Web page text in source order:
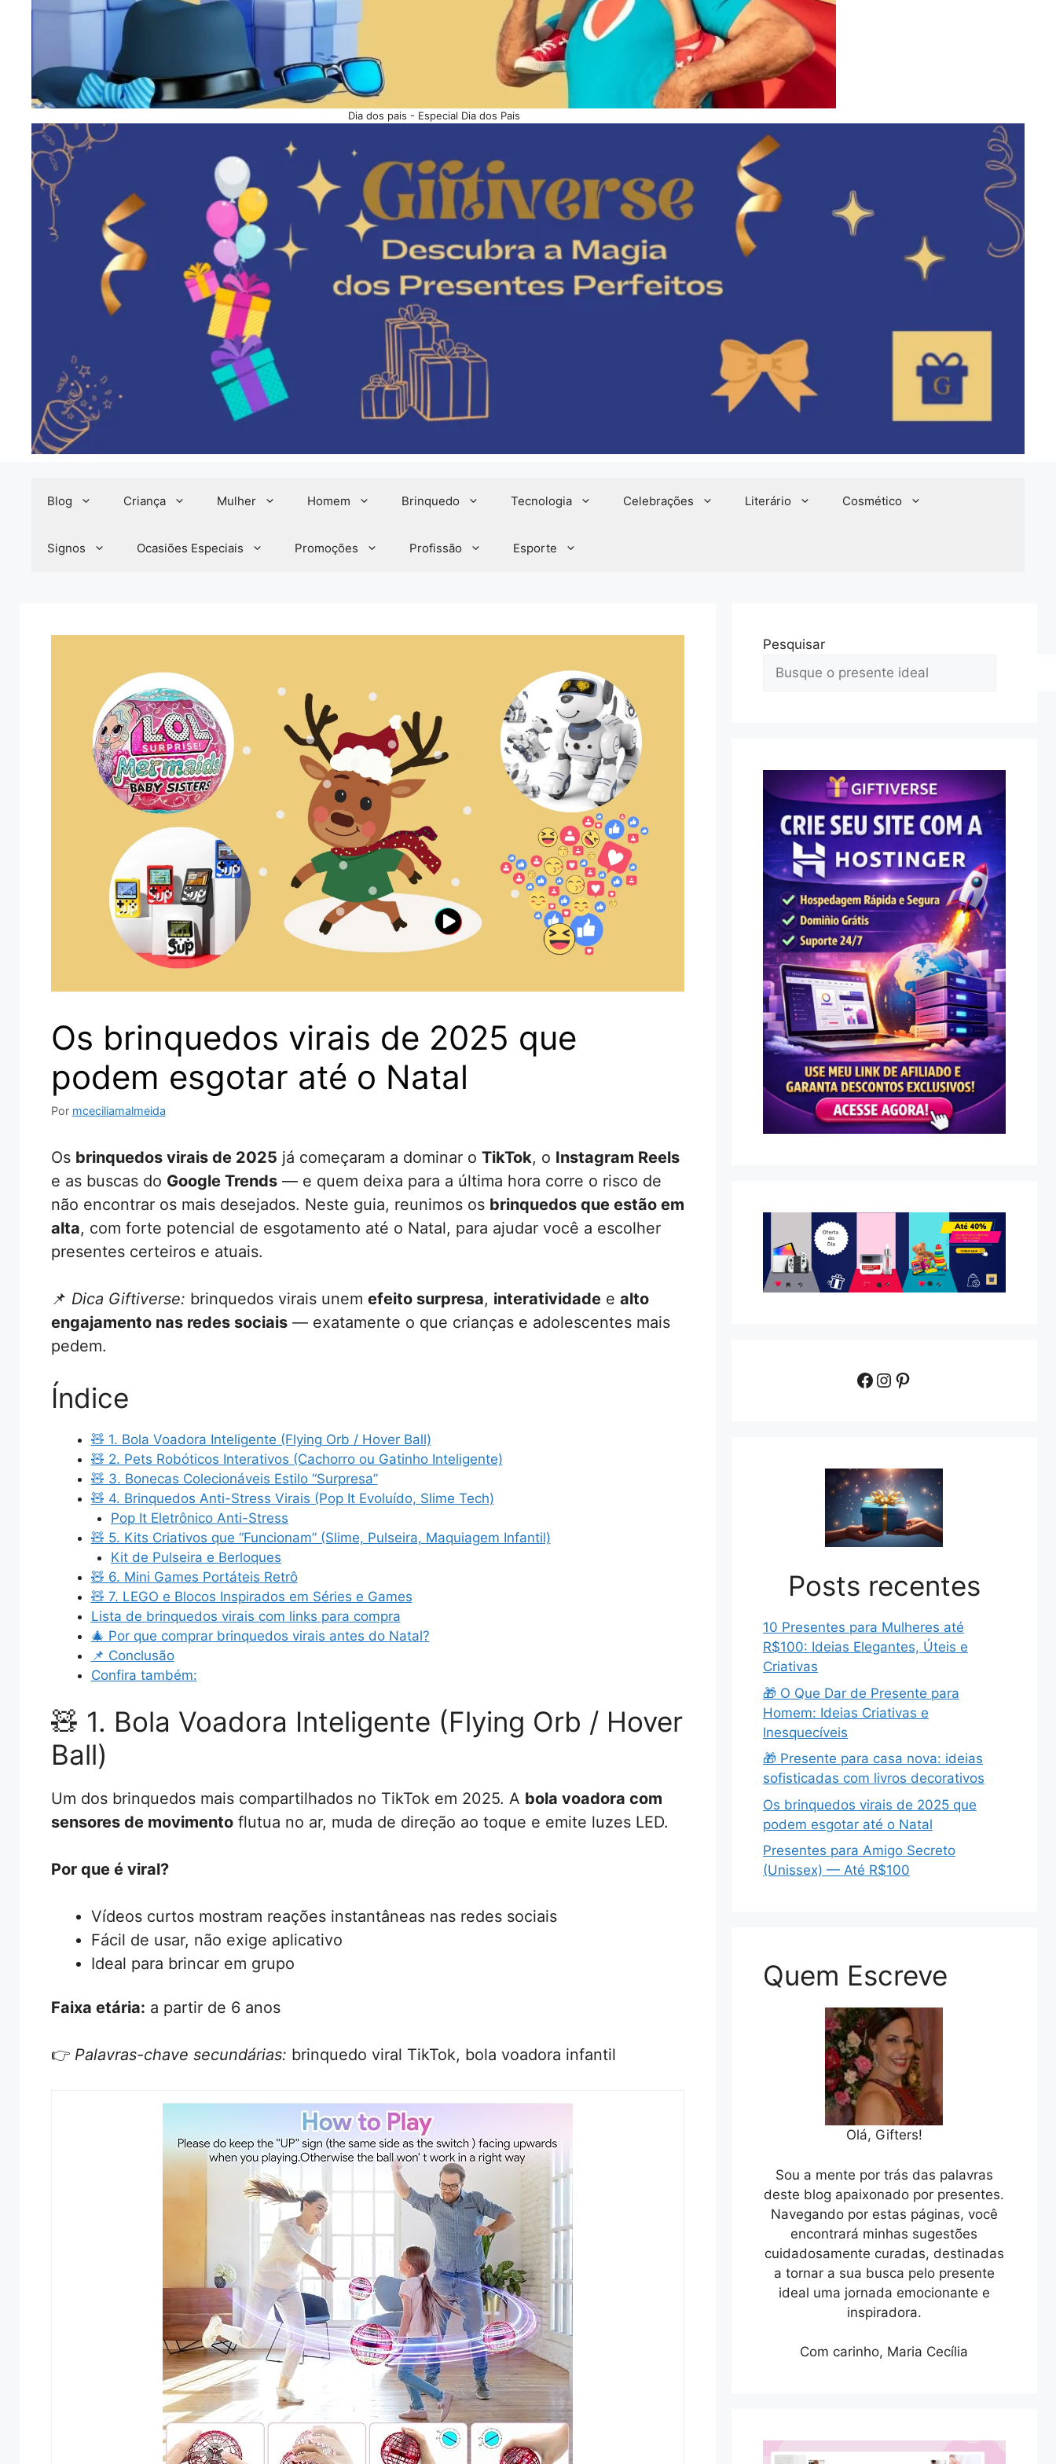
Dia dos pais - Especial Dia dos Pais
Blog Criança Mulher Homem Brinquedo Tecnologia Celebrações Literário Cosmético
Signos Ocasiões Especiais Promoções Profissão Esporte
Os brinquedos virais de 2025 que
podem esgotar até o Natal
Por mceciliamalmeida
Os brinquedos virais de 2025 já começaram a dominar o TikTok, o Instagram Reels
e as buscas do Google Trends— e quem deixa para a última hora corre o risco de
não encontrar os mais desejados. Neste guia, reunimos os brinquedos que estão em
alta, com forte potencial de esgotamento até o Natal, para ajudar você a escolher
presentes certeiros e atuais.
📌 Dica Giftiverse: brinquedos virais unem efeito surpresa, interatividadee alto
engajamento nas redes sociais— exatamente o que crianças e adolescentes mais
pedem.
Índice
🧸 1. Bola Voadora Inteligente (Flying Orb / Hover Ball)
🧸 2. Pets Robóticos Interativos (Cachorro ou Gatinho Inteligente)
🧸 3. Bonecas Colecionáveis Estilo “Surpresa”
🧸 4. Brinquedos Anti-Stress Virais (Pop It Evoluído, Slime Tech)
Pop It Eletrônico Anti-Stress
🧸 5. Kits Criativos que “Funcionam” (Slime, Pulseira, Maquiagem Infantil)
Kit de Pulseira e Berloques
🧸 6. Mini Games Portáteis Retrô
🧸 7. LEGO e Blocos Inspirados em Séries e Games
Lista de brinquedos virais com links para compra
🎄 Por que comprar brinquedos virais antes do Natal?
📌 Conclusão
Confira também:
🧸 1. Bola Voadora Inteligente (Flying Orb / Hover
Ball)
Um dos brinquedos mais compartilhados no TikTok em 2025. A bola voadora com
sensores de movimentoflutua no ar, muda de direção ao toque e emite luzes LED.
Por que é viral?
Vídeos curtos mostram reações instantâneas nas redes sociais
Fácil de usar, não exige aplicativo
Ideal para brincar em grupo
Faixa etária: a partir de 6 anos
👉 Palavras-chave secundárias: brinquedo viral TikTok, bola voadora infantil
Pesquisar
Facebook
Instagram
Pinterest
Posts recentes
10 Presentes para Mulheres até
R$100: Ideias Elegantes, Úteis e
Criativas
🎁 O Que Dar de Presente para
Homem: Ideias Criativas e
Inesquecíveis
🎁 Presente para casa nova: ideias
sofisticadas com livros decorativos
Os brinquedos virais de 2025 que
podem esgotar até o Natal
Presentes para Amigo Secreto
(Unissex) — Até R$100
Quem Escreve
Olá, Gifters!
Sou a mente por trás das palavras
deste blog apaixonado por presentes.
Navegando por estas páginas, você
encontrará minhas sugestões
cuidadosamente curadas, destinadas
a tornar a sua busca pelo presente
ideal uma jornada emocionante e
inspiradora.
Com carinho, Maria Cecília